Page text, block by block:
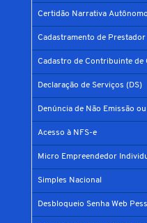
Certidão Narrativa
Cadastramento de
Cadastro de Contribuinte de
Declaração de Serviços (DS)
Denúncia de Não Emissão
Acesso à NFS-e
Micro Empreendedor
Simples Nacional
Desbloqueio Senha Web